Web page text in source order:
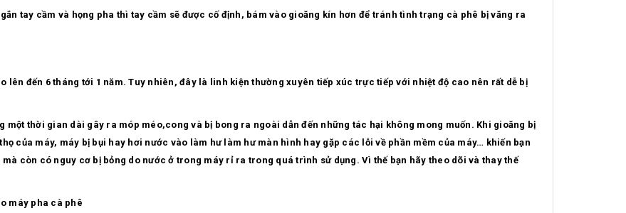
tay cầm và họng pha thì tay cầm sẽ được cố định, bám vào gioăng kín hơn để tránh tình trạng cà phê bị văng ra
lên đến 6 tháng tới 1 năm. Tuy nhiên, đây là linh kiện thường xuyên tiếp xúc trực tiếp với nhiệt độ cao nên rất dễ bị
một thời gian dài gây ra móp méo,cong và bị bong ra ngoài dẫn đến những tác hại không mong muốn. Khi gioăng bị
của máy, máy bị bụi hay hơi nước vào làm hư làm hư màn hình hay gặp các lỗi về phần mềm của máy… khiến bạn
còn có nguy cơ bị bỏng do nước ở trong máy rỉ ra trong quá trình sử dụng. Vì thế bạn hãy theo dõi và thay thế
máy pha cà phê